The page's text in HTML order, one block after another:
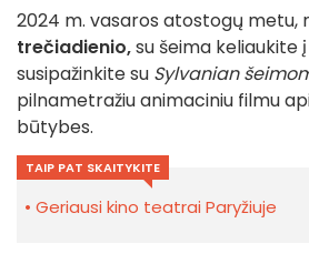
2024 m. vasaros atostogų metu,
trečiadienio,su šeima keliaukite
susipažinkite su Sylvanian
pilnametražiu animaciniu filmu
būtybes.
TAIP PAT SKAITYKITE
Geriausi kino teatrai Paryžiuje